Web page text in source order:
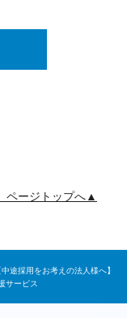
ページトップへ▲
途採用をお考えの法人様へ】
サービス